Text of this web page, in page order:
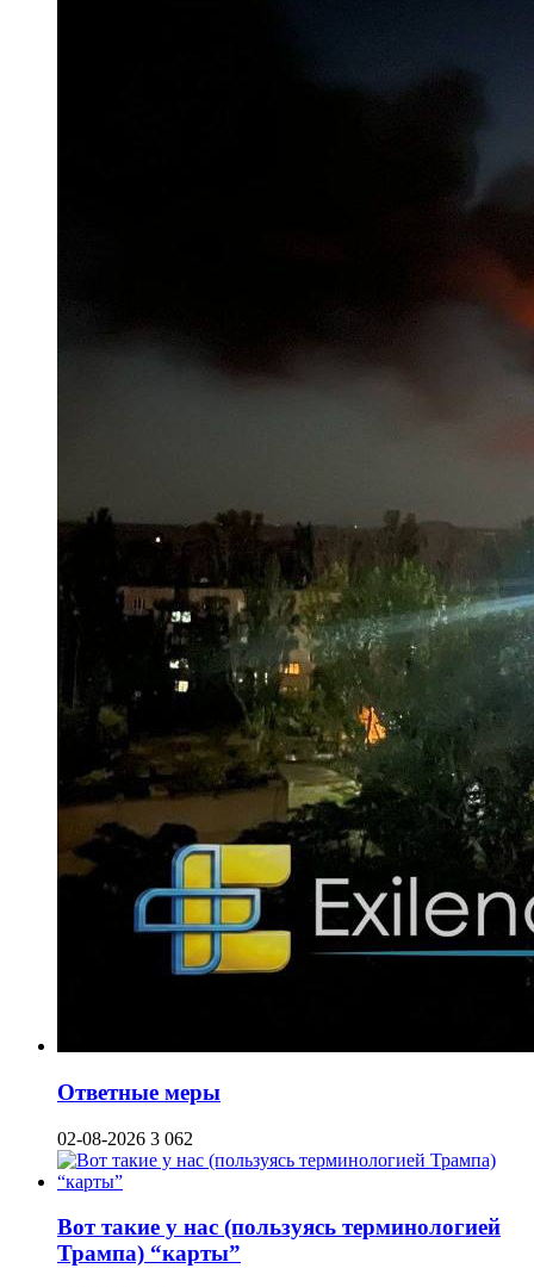
Ответные меры
02-08-2026 3 062
Вот такие у нас (пользуясь терминологией
Трампа) “карты”